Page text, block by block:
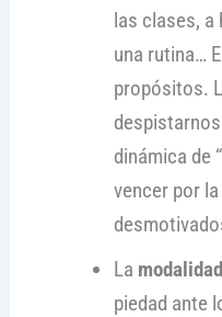
las clases, a
una rutina…
propósitos.
dinámica de
vencer por
La
piedad ante